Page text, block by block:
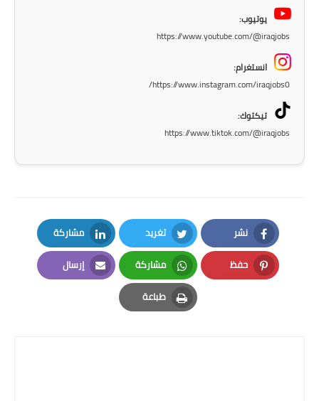
المرحلة الاعدادية
دروس
المرحلة الابتدائية
يوتيوب:
https://www.youtube.com/@iraqjobs
انستغرام:
https://www.instagram.com/iraqjobs0/
تيكتوك:
https://www.tiktok.com/@iraqjobs
نشر
Facebook
تغريد
Twitter
مشاركة
LinkedIn
حفظ
Pinterest
مشاركة
Whatsapp
إرسال
Email
طباعة
Print